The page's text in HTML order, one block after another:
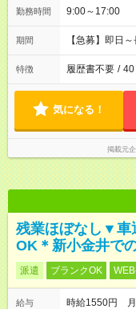
勤務時間 9:00～17:00
期間 【急募】即
特徴 履歴書不要 / 40
気になる！
掲載元
残業ほぼなし▼車
OK＊新小金井で
派遣 ブランクOK
給与
時給1550円 月